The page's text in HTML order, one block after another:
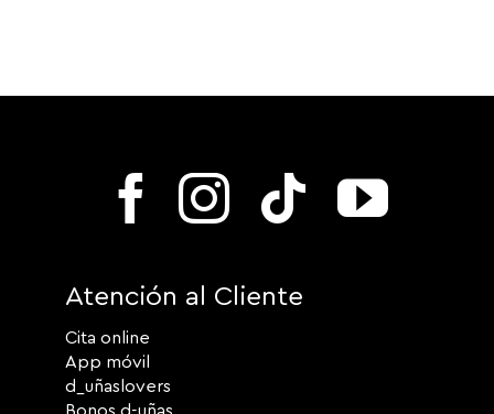
Atención al Cliente
Cita online
App móvil
d_uñaslovers